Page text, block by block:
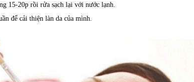
15-20p rồi rửa sạch lại với nước lạnh.
để cải thiện làn da của mình.